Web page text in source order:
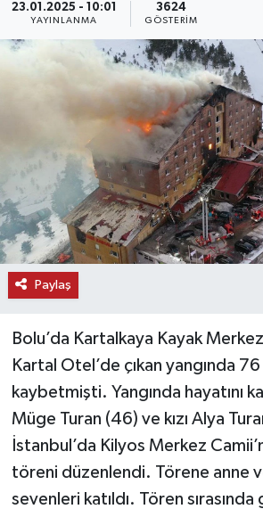
23.01.2025 - 10:01
YAYINLANMA
3624
GÖSTERIM
Paylaş
Bolu’da Kartalkaya Kayak
Kartal Otel’de çıkan yangında 76
kaybetmişti. Yangında hayatını
Müge Turan (46) ve kızı Alya
İstanbul’da Kilyos Merkez
töreni düzenlendi. Törene anne ve
sevenleri katıldı. Tören sırasında
KÜLTÜR - SANAT
MAGAZİN
ÖZEL HABER
SAĞLIK
SPOR
TEKNOLOJİ
TİCARET
YAŞAM